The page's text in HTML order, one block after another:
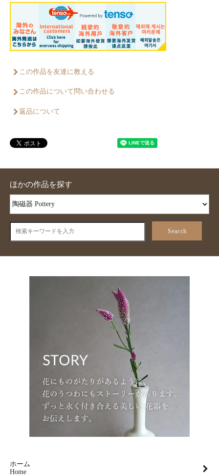
この作品を友達に教える
この作品について問い合わせる
返品について
ほかの作品を探す
Search
ホーム
Home